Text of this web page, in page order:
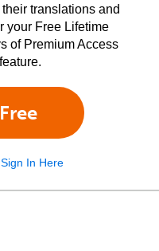
translations and
your Free Lifetime
of Premium Access
Sign In Here